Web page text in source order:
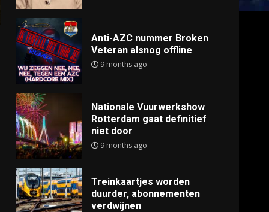
Anti-AZC nummer Broken
Veteran alsnog offline
9 months ago
Nationale Vuurwerkshow
Rotterdam gaat definitief
niet door
9 months ago
Treinkaartjes worden
duurder, abonnementen
verdwijnen